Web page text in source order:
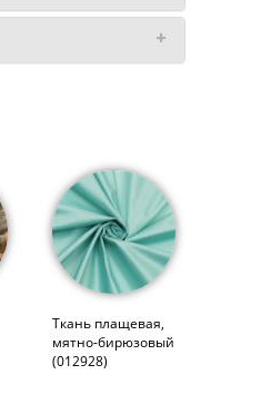
Ткань плащевая,
мятно-бирюзовый
(012928)